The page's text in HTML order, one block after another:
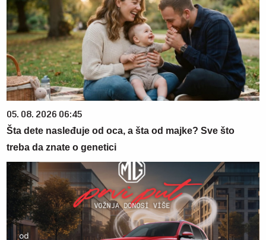
05. 08. 2026 06:45
Šta dete nasleđuje od oca, a šta od majke? Sve što
treba da znate o genetici